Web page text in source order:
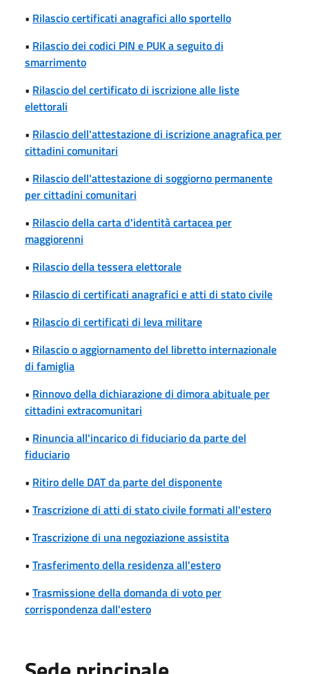
• Rilascio certificati anagrafici allo sportello
• Rilascio dei codici PIN e PUK a seguito di
smarrimento
• Rilascio del certificato di iscrizione alle liste
elettorali
• Rilascio dell'attestazione di iscrizione anagrafica per
cittadini comunitari
• Rilascio dell'attestazione di soggiorno permanente
per cittadini comunitari
• Rilascio della carta d'identità cartacea per
maggiorenni
• Rilascio della tessera elettorale
• Rilascio di certificati anagrafici e atti di stato civile
• Rilascio di certificati di leva militare
• Rilascio o aggiornamento del libretto internazionale
di famiglia
• Rinnovo della dichiarazione di dimora abituale per
cittadini extracomunitari
• Rinuncia all'incarico di fiduciario da parte del
fiduciario
• Ritiro delle DAT da parte del disponente
• Trascrizione di atti di stato civile formati all'estero
• Trascrizione di una negoziazione assistita
• Trasferimento della residenza all'estero
• Trasmissione della domanda di voto per
corrispondenza dall'estero